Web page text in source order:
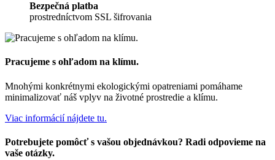
Bezpečná platba
prostredníctvom SSL šifrovania
Pracujeme s ohľadom na klímu.
Mnohými konkrétnymi ekologickými opatreniami pomáhame
minimalizovať náš vplyv na životné prostredie a klímu.
Viac informácií nájdete tu.
Potrebujete pomôcť s vašou objednávkou? Radi odpovieme na
vaše otázky.